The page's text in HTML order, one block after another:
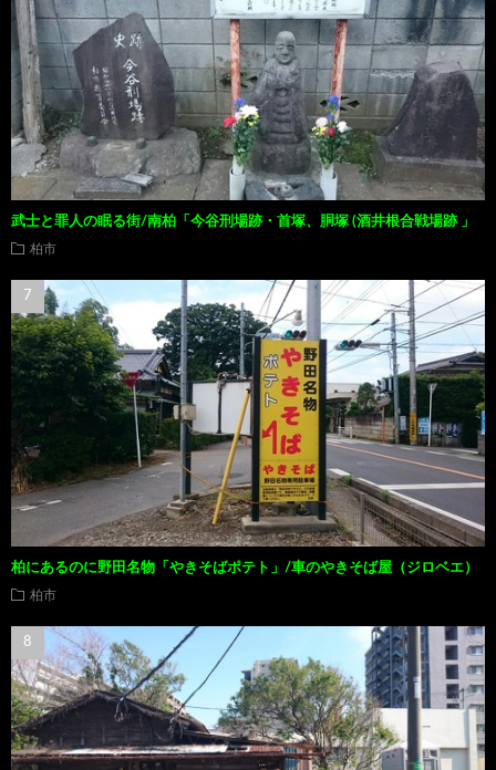
武士と罪人の眠る街/南柏「今谷刑場跡・首塚、胴塚 (酒井根合戦場跡 」
柏市
柏にあるのに野田名物「やきそばポテト」/車のやきそば屋（ジロベエ）
柏市